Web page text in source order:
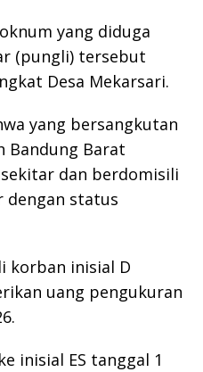
yang diduga
(pungli) tersebut
Desa Mekarsari.
yang bersangkutan
Bandung Barat
dan berdomisili
dengan status
korban inisial D
uang pengukuran
inisial ES tanggal 1